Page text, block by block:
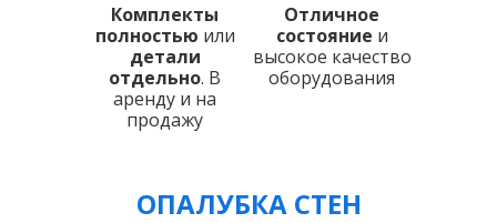
Комплекты
полностью или
детали
отдельно. В
аренду и на
продажу
Отличное
состояние и
высокое качество
оборудования
ОПАЛУБКА СТЕН